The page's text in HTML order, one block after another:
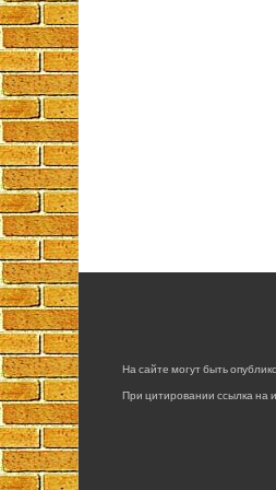
На сайте могут быть
При цитировании ссылка на